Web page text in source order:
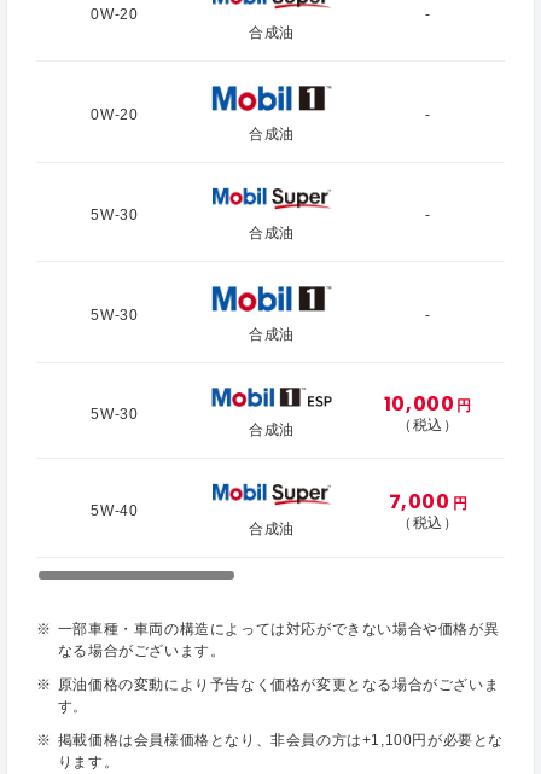
0W-20
合成油
-
0W-20
合成油
-
5W-30
合成油
-
5W-30
合成油
-
5W-30
合成油
10,000 円
（税込）
5W-40
合成油
7,000 円
（税込）
一部車種・車両の構造によっては対応ができない場合や価格が異
なる場合がございます。
原油価格の変動により予告なく価格が変更となる場合がございま
す。
掲載価格は会員様価格となり、非会員の方は+1,100円が必要とな
ります。